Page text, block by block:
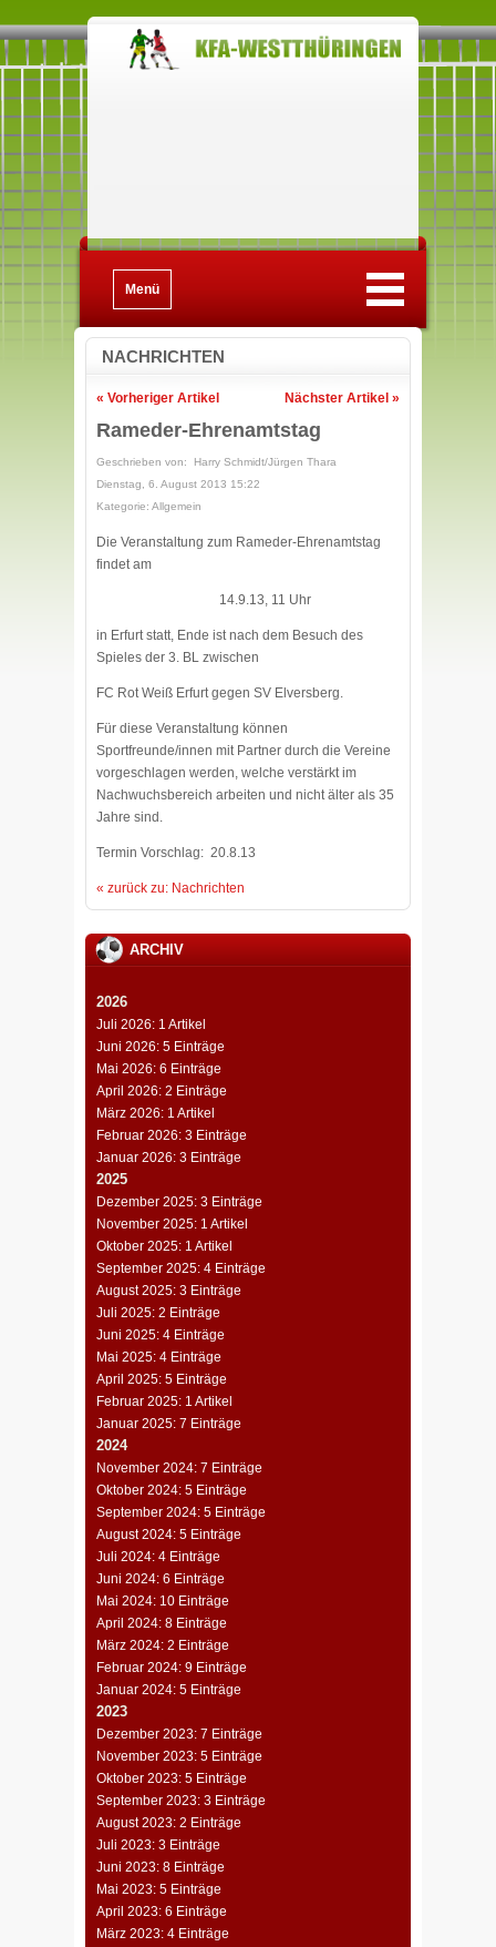
Menü
NACHRICHTEN
Nächster Artikel »
« Vorheriger Artikel
Rameder-Ehrenamtstag
Geschrieben von: Harry Schmidt/Jürgen Thara
Dienstag, 6. August 2013 15:22
Kategorie: Allgemein
Die Veranstaltung zum Rameder-Ehrenamtstag
findet am
14.9.13, 11 Uhr
in Erfurt statt, Ende ist nach dem Besuch des
Spieles der 3. BL zwischen
FC Rot Weiß Erfurt gegen SV Elversberg.
Für diese Veranstaltung können
Sportfreunde/innen mit Partner durch die Vereine
vorgeschlagen werden, welche verstärkt im
Nachwuchsbereich arbeiten und nicht älter als 35
Jahre sind.
Termin Vorschlag: 20.8.13
« zurück zu: Nachrichten
ARCHIV
2026
Juli 2026: 1 Artikel
Juni 2026: 5 Einträge
Mai 2026: 6 Einträge
April 2026: 2 Einträge
März 2026: 1 Artikel
Februar 2026: 3 Einträge
Januar 2026: 3 Einträge
2025
Dezember 2025: 3 Einträge
November 2025: 1 Artikel
Oktober 2025: 1 Artikel
September 2025: 4 Einträge
August 2025: 3 Einträge
Juli 2025: 2 Einträge
Juni 2025: 4 Einträge
Mai 2025: 4 Einträge
April 2025: 5 Einträge
Februar 2025: 1 Artikel
Januar 2025: 7 Einträge
2024
November 2024: 7 Einträge
Oktober 2024: 5 Einträge
September 2024: 5 Einträge
August 2024: 5 Einträge
Juli 2024: 4 Einträge
Juni 2024: 6 Einträge
Mai 2024: 10 Einträge
April 2024: 8 Einträge
März 2024: 2 Einträge
Februar 2024: 9 Einträge
Januar 2024: 5 Einträge
2023
Dezember 2023: 7 Einträge
November 2023: 5 Einträge
Oktober 2023: 5 Einträge
September 2023: 3 Einträge
August 2023: 2 Einträge
Juli 2023: 3 Einträge
Juni 2023: 8 Einträge
Mai 2023: 5 Einträge
April 2023: 6 Einträge
März 2023: 4 Einträge